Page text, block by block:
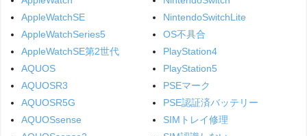
AppleWatchSE
AppleWatchSeries5
AppleWatchSE第2世代
AQUOS
AQUOSR3
AQUOSR5G
AQUOSsense
NintendoSwitchLite
OS不具合
PlayStation4
PlayStation5
PSEマーク
PSE認証済バッテリー
SIMトレイ修理